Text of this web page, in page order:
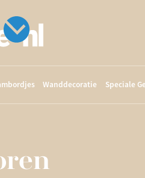
Wanddecoratie Speciale